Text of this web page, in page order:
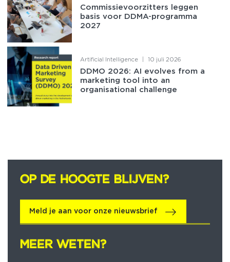
Commissievoorzitters leggen
basis voor DDMA-programma
2027
Artificial Intelligence 10 juli 2026
DDMO 2026: AI evolves from a
marketing tool into an
organisational challenge
OP DE HOOGTE BLIJVEN?
OP DE HOOGTE BLIJVEN?
Meld je aan voor onze nieuwsbrief
MEER WETEN?
MEER WETEN?